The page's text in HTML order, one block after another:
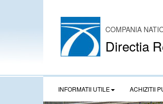
COMPANIA
Directia
INFORMATII UTILE ACHIZITII